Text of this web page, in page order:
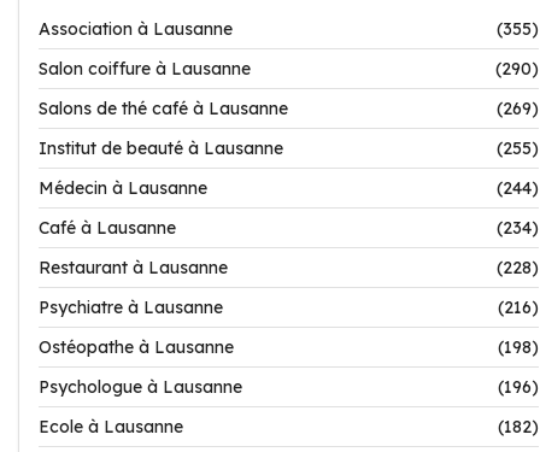
Association à Lausanne
(355)
Salon coiffure à Lausanne
(290)
Salons de thé café à Lausanne
(269)
Institut de beauté à Lausanne
(255)
Médecin à Lausanne
(244)
Café à Lausanne
(234)
Restaurant à Lausanne
(228)
Psychiatre à Lausanne
(216)
Ostéopathe à Lausanne
(198)
Psychologue à Lausanne
(196)
Ecole à Lausanne
(182)